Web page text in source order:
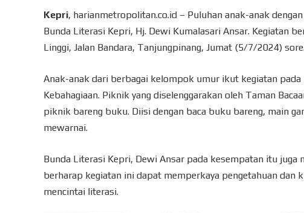
Kepri, harianmetropolitan.co.id – Puluhan anak-anak
Bunda Literasi Kepri, Hj. Dewi Kumalasari Ansar. Kegiatan
Linggi, Jalan Bandara, Tanjungpinang, Jumat (5/7/2024)
Anak-anak dari berbagai kelompok umur ikut kegiatan
Kebahagiaan. Piknik yang diselenggarakan oleh Taman
piknik bareng buku. Diisi dengan baca buku bareng, main
mewarnai.
Bunda Literasi Kepri, Dewi Ansar pada kesempatan itu
berharap kegiatan ini dapat memperkaya pengetahuan
mencintai literasi.